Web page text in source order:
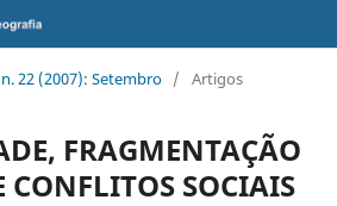
22 (2007): Setembro / Artigos
FRAGMENTAÇÃO
CONFLITOS SOCIAIS